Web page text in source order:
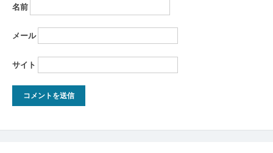
名前
メール
サイト